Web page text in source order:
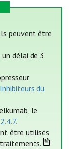
peuvent être
délai de 3
du
le
être utilisés